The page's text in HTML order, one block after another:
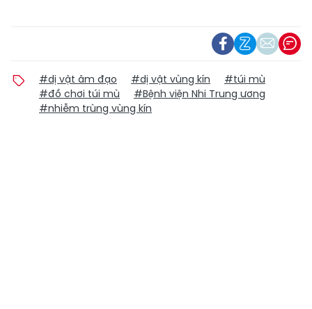
#dị vật âm đạo #dị vật vùng kín
#túi mù
#đồ chơi túi mù
#Bệnh viện Nhi Trung ương
#nhiễm trùng vùng kín